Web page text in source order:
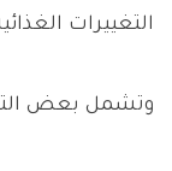
التغييرات
وتشمل بعض